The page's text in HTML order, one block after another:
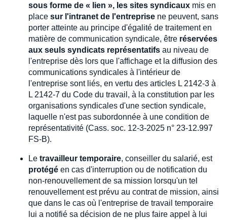
sous forme de « lien », les sites syndicaux mis en
place sur l'intranet de l'entreprise ne peuvent, sans
porter atteinte au principe d'égalité de traitement en
matière de communication syndicale, être réservées
aux seuls syndicats représentatifs au niveau de
l'entreprise dès lors que l'affichage et la diffusion des
communications syndicales à l'intérieur de
l'entreprise sont liés, en vertu des articles L 2142-3 à
L 2142-7 du Code du travail, à la constitution par les
organisations syndicales d'une section syndicale,
laquelle n'est pas subordonnée à une condition de
représentativité (Cass. soc. 12-3-2025 n° 23-12.997
FS-B).
Le travailleur temporaire, conseiller du salarié, est
protégé en cas d'interruption ou de notification du
non-renouvellement de sa mission lorsqu'un tel
renouvellement est prévu au contrat de mission, ainsi
que dans le cas où l'entreprise de travail temporaire
lui a notifié sa décision de ne plus faire appel à lui